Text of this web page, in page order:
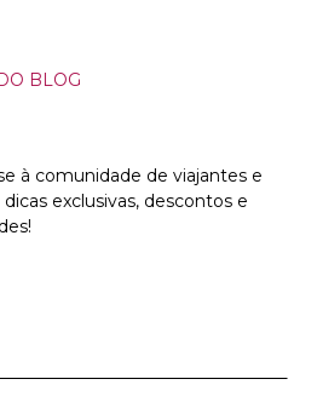
BLOG
à comunidade de viajantes e
exclusivas, descontos e